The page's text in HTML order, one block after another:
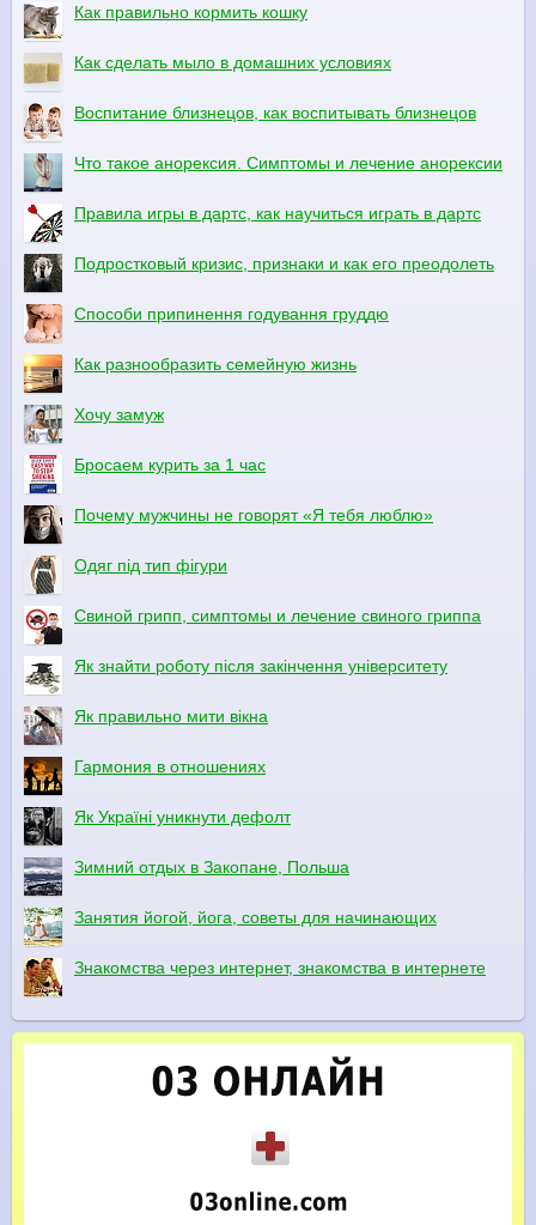
Как правильно кормить кошку
Как сделать мыло в домашних условиях
Воспитание близнецов, как воспитывать близнецов
Что такое анорексия. Симптомы и лечение анорексии
Правила игры в дартс, как научиться играть в дартс
Подростковый кризис, признаки и как его преодолеть
Способи припинення годування груддю
Как разнообразить семейную жизнь
Хочу замуж
Бросаем курить за 1 час
Почему мужчины не говорят «Я тебя люблю»
Одяг під тип фігури
Свиной грипп, симптомы и лечение свиного гриппа
Як знайти роботу після закінчення університету
Як правильно мити вікна
Гармония в отношениях
Як Україні уникнути дефолт
Зимний отдых в Закопане, Польша
Занятия йогой, йога, советы для начинающих
Знакомства через интернет, знакомства в интернете